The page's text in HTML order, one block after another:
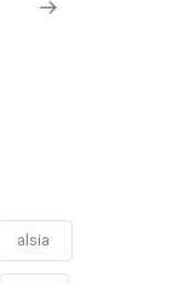
alsia